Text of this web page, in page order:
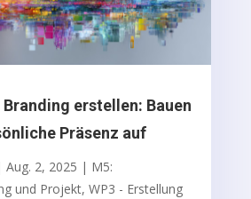
erstellen: Bauen
Präsenz auf
Aug. 2, 2025 | M5:
und Projekt, WP3 - Erstellung